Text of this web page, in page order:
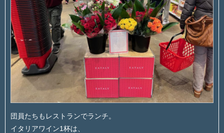
団員たちもレストランでランチ。
イタリアワイン1杯は、